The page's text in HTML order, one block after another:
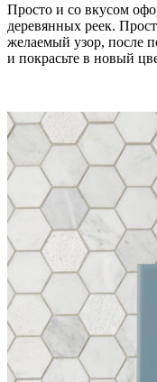
Просто и со вкусом
деревянных реек.
желаемый узор, после
и покрасьте в новый